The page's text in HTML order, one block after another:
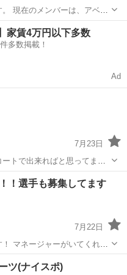
現在のメンバーは、アベレ
使うので1万円くらいになり
ラウンド
家賃4万円以下多数
多数掲載！
Ad
7月23日
トで出来ればと思ってま
も全然大丈夫です。 まだメン
！選手も募集してます
7月22日
マネージャーがいてくれる
迎なので気になる方がいた
も全然OKです！ チームの
ツ(ナイスポ)